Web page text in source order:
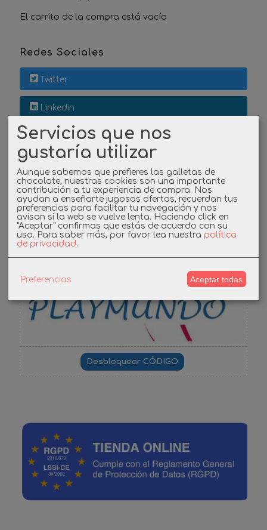
El carrito de la compra está vacío
Redes Sociales
Twitter
Linkedin
Instagram
Cupones
DESCUENTO BIENVENIDA
-3%
Servicios que nos
gustaría utilizar
Aunque sabemos que prefieres las galletas de
chocolate, nuestras cookies son una importante
contribución a tu experiencia de compra. Nos
ayudan a enseñarte jugosas ofertas, recuerdan tus
preferencias para facilitar tu navegación y nos
avisan si la web se vuelve lenta. Haciendo click en
"Aceptar" confirmas que estás de acuerdo con su
uso. Para saber más, por favor lea nuestra política
de privacidad.
Preferencias Aceptar todas